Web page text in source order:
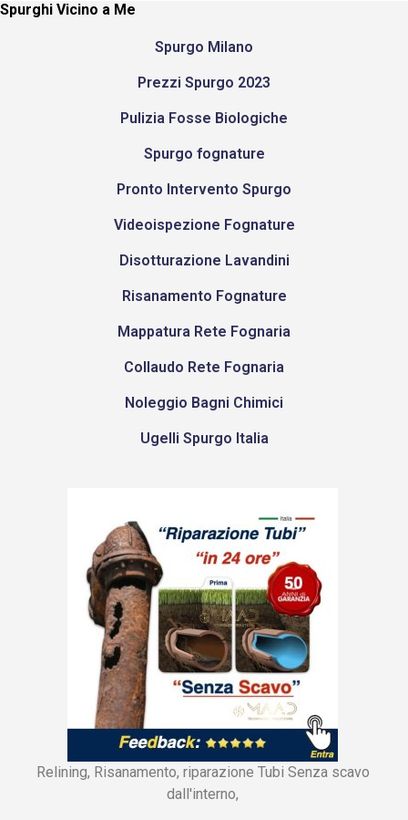
Spurghi Vicino a Me
Spurgo Milano
Prezzi Spurgo 2023
Pulizia Fosse Biologiche
Spurgo fognature
Pronto Intervento Spurgo
Videoispezione Fognature
Disotturazione Lavandini
Risanamento Fognature
Mappatura Rete Fognaria
Collaudo Rete Fognaria
Noleggio Bagni Chimici
Ugelli Spurgo Italia
Relining, Risanamento, riparazione Tubi Senza scavo
dall'interno,